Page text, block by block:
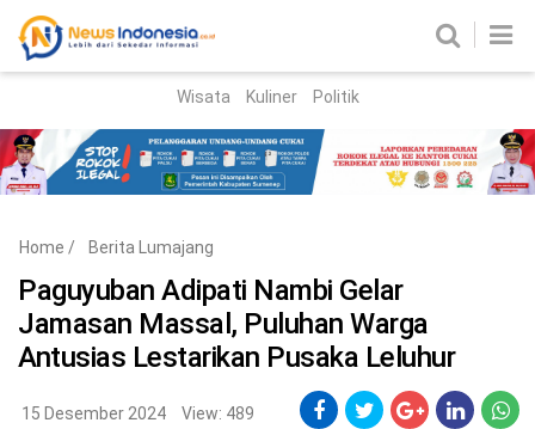
Parlemen
Nasional
Wisata Kuliner Politik
Home / Berita Lumajang
Paguyuban Adipati Nambi Gelar
Jamasan Massal, Puluhan Warga
Antusias Lestarikan Pusaka Leluhur
15 Desember 2024 View: 489